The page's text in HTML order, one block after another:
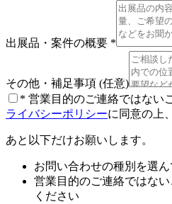
出展品・案件の概要 *
その他・補足事項 (任意)
* 営業目的のご連絡ではない
ライバシーポリシーに同意の上
あと以下だけお願いします。
お問い合わせの種別を選
営業目的のご連絡ではな
ください